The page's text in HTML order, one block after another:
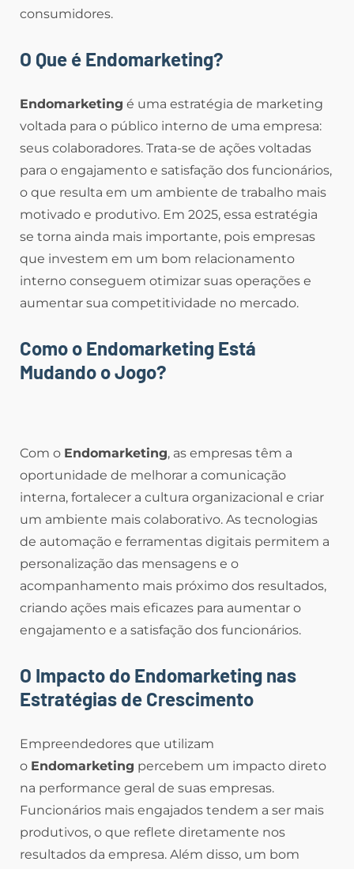
consumidores.
O Que é Endomarketing?
Endomarketing é uma estratégia de marketing
voltada para o público interno de uma empresa:
seus colaboradores. Trata-se de ações voltadas
para o engajamento e satisfação dos funcionários,
o que resulta em um ambiente de trabalho mais
motivado e produtivo. Em 2025, essa estratégia
se torna ainda mais importante, pois empresas
que investem em um bom relacionamento
interno conseguem otimizar suas operações e
aumentar sua competitividade no mercado.
Como o Endomarketing Está
Mudando o Jogo?
Com o Endomarketing, as empresas têm a
oportunidade de melhorar a comunicação
interna, fortalecer a cultura organizacional e criar
um ambiente mais colaborativo. As tecnologias
de automação e ferramentas digitais permitem a
personalização das mensagens e o
acompanhamento mais próximo dos resultados,
criando ações mais eficazes para aumentar o
engajamento e a satisfação dos funcionários.
O Impacto do Endomarketing nas
Estratégias de Crescimento
Empreendedores que utilizam
o Endomarketing percebem um impacto direto
na performance geral de suas empresas.
Funcionários mais engajados tendem a ser mais
produtivos, o que reflete diretamente nos
resultados da empresa. Além disso, um bom